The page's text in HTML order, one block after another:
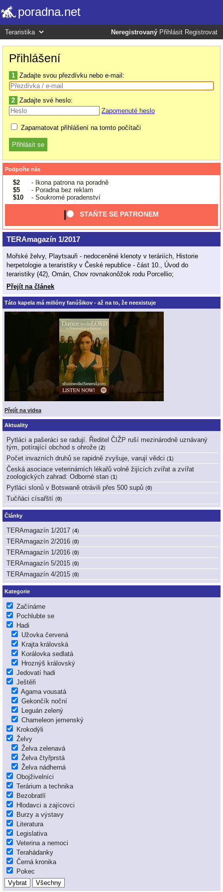
poradna.net
Neregistrovaný Přihlásit Registrovat
Přihlášení
1 Zadajte svou přezdívku nebo e-mail:
2 Zadajte své heslo:
Zapomenuté heslo
Zapamatovat přihlášení na tomto počítači
Podpořte nás
$2
- Ikona patrona na poradně
$5
- Poradna bez reklam
$10
- Soukromé poradenství
STAŇTE SE PATRONEM
TERAmagazín 1/2017
Mořské želvy, Playtsauři - nedoceněné klenoty v teráriích, Historie
herpetologie a teraristiky v České republice - část 10., Úvod do
teraristiky (42), Omán, Chov rovnakonôžok rodu Porcellio;
Přejít na článek
Táto kapela má milióny fanúšikov - až na to, že neexistuje
Přejít na videa
Aktuality
Pytláci a pašeráci se radují. Ředitel ČIŽP ruší mezinárodně uznávaný
tým, potírající obchod s ohrože (2)
Počet invazních druhů se rapidně zvyšuje, varují vědci (1)
Česká asociace veterinárních lékařů volně žijících zvířat a zvířat
zoologických zahrad: Odborné stan (1)
Pytláci slonů v Botswaně otrávili přes 500 supů (0)
Tučňáci císařští (0)
Články
TERAmagazín 1/2017 (4)
TERAmagazín 2/2016 (0)
TERAmagazín 1/2016 (0)
TERAmagazín 5/2015 (0)
TERAmagazín 4/2015 (0)
Kategorie
Začínáme
Pochlubte se
Hadi
Užovka červená
Krajta královská
Korálovka sedlatá
Hroznýš královský
Jedovatí hadi
Ještěři
Agama vousatá
Gekončík noční
Leguán zelený
Chameleon jemenský
Krokodýli
Želvy
Želva zelenavá
Želva čtyřprstá
Želva nádherná
Obojživelníci
Terárium a technika
Bezobratlí
Hlodavci a zajícovci
Burzy a výstavy
Literatura
Legislativa
Veterina a nemoci
Terahádanky
Černá kronika
Pokec